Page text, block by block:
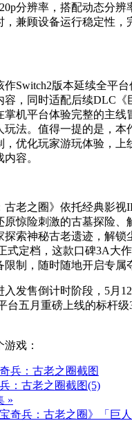
分辨率，搭配动态分辨
，兼顾设备运行稳定性，
作Switch2版本延续全平
容，同时适配后续DLC《
掌机平台体验完整的主线
玩法。值得一提的是，本
，优化玩家游玩体验，上
容。
古老之圈》依托经典影
原惊险刺激的古墓探险、
探索神秘古老遗迹，解锁
式定档，这款口碑3A大
限制，随时随地开启专属
入发售倒计时阶段，5月
台五月重磅上线的标杆级
戏：
：古老之圈截图(5)
»